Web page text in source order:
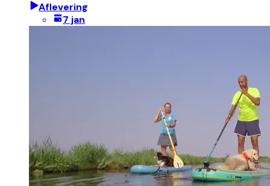
Aflevering
7 jan